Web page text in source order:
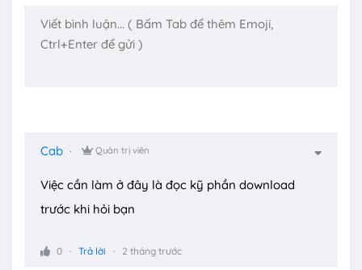
Cab Quản trị viên
Việc cần làm ở đây là đọc kỹ phần download
trước khi hỏi bạn
0 Trả lời 2 tháng trước